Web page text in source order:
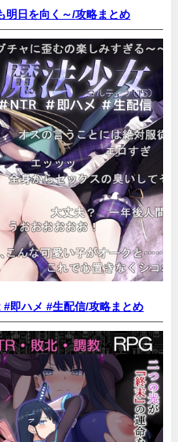
明日を向く～/攻略まとめ
#即ハメ #生配信/攻略まとめ